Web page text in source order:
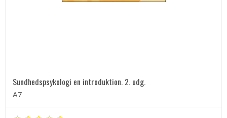
Sundhedspsykologi en introduktion. 2. udg.
A7